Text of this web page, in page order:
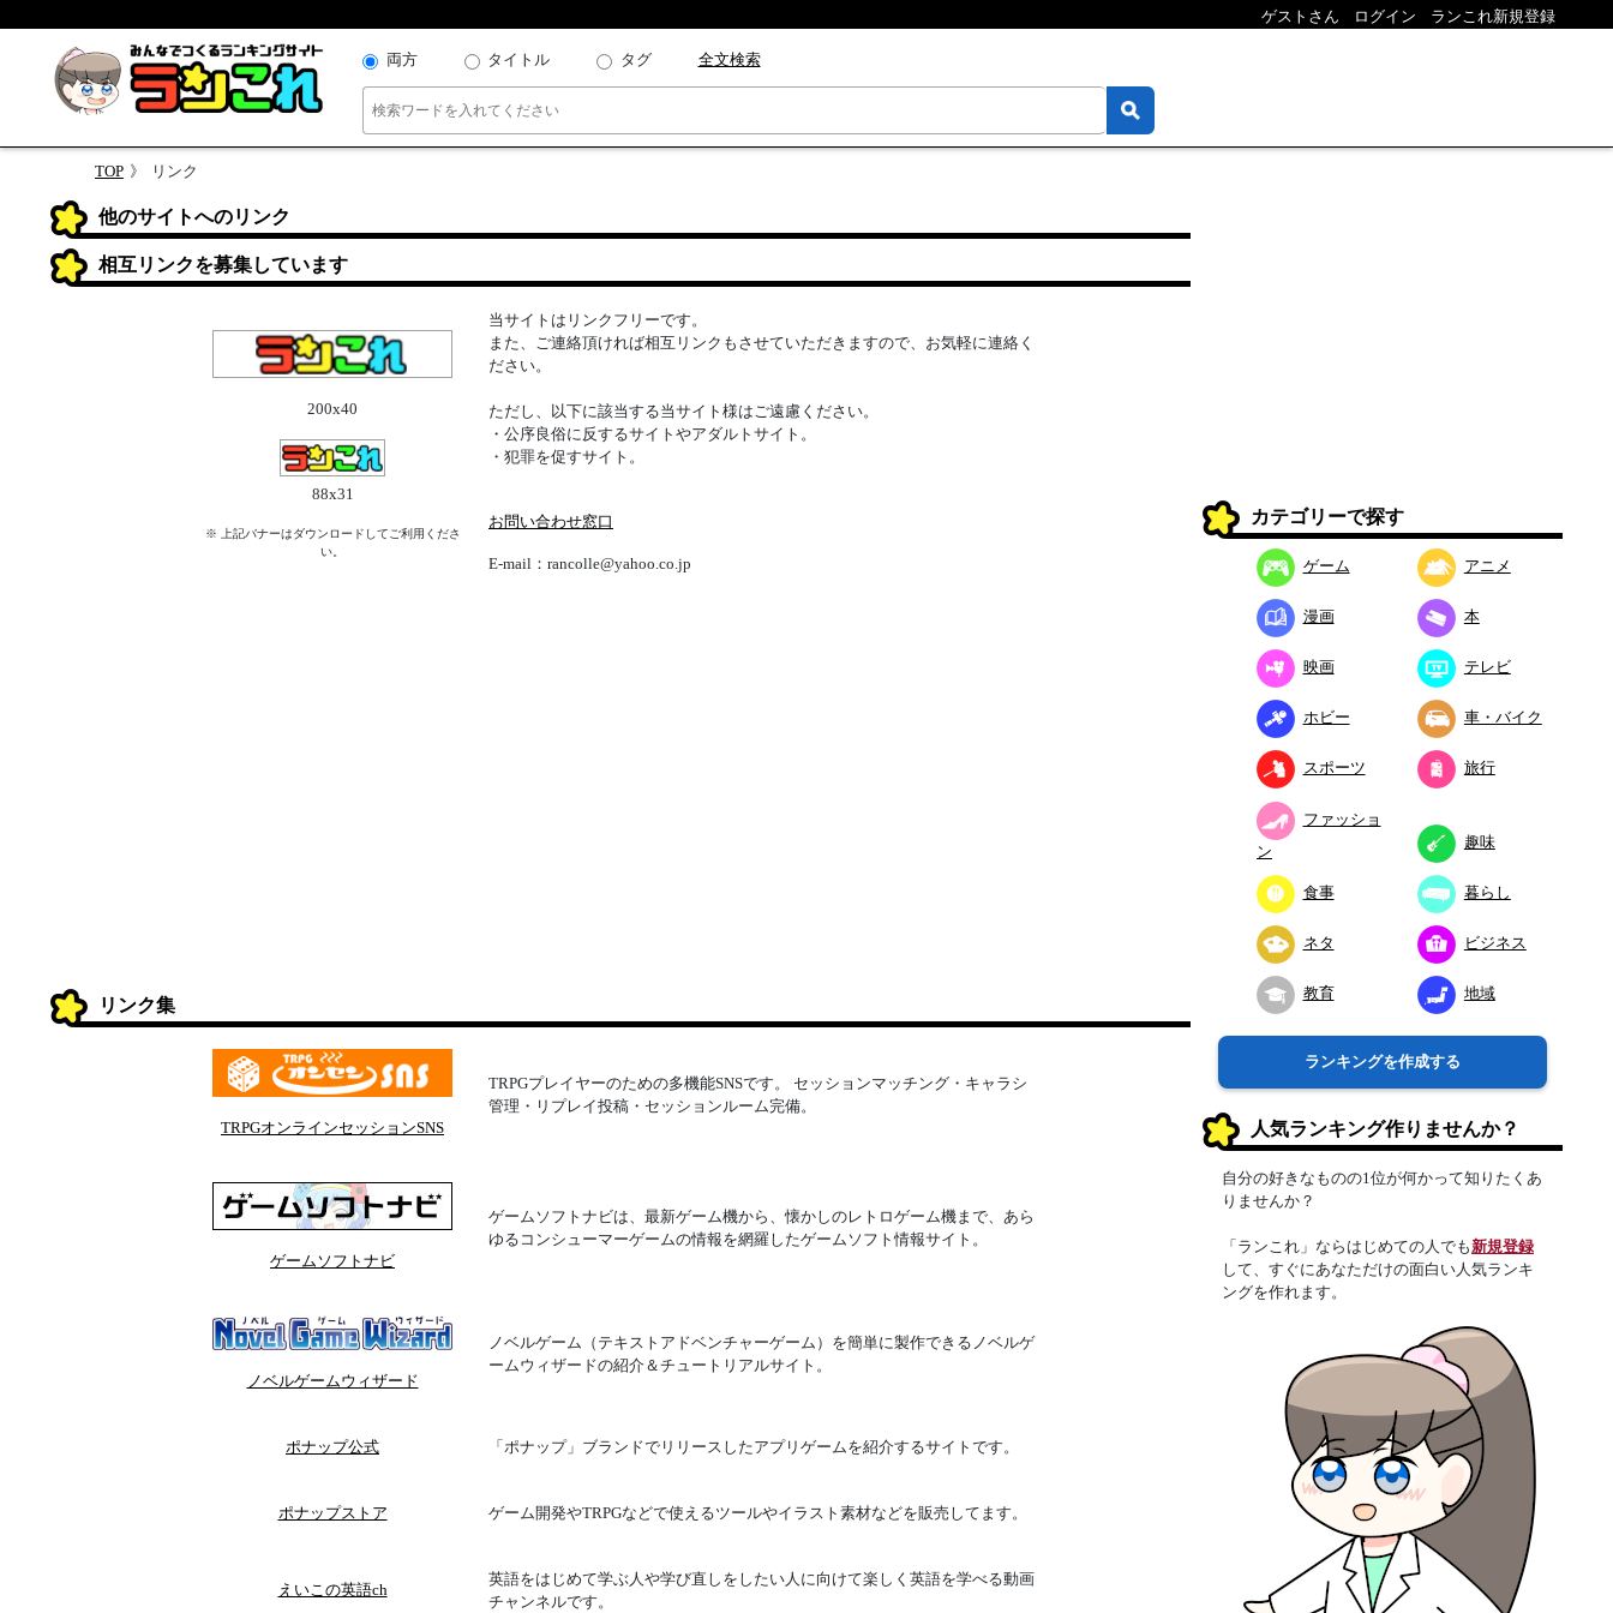
ゲストさん ログイン ランこれ新規登録
両方 タイトル タグ 全文検索
TOP リンク
他のサイトへのリンク
相互リンクを募集しています
200x40
88x31
※ 上記バナーはダウンロードしてご利用くださ
い。
当サイトはリンクフリーです。
また、ご連絡頂ければ相互リンクもさせていただきますので、お気軽に連絡く
ださい。
ただし、以下に該当する当サイト様はご遠慮ください。
・公序良俗に反するサイトやアダルトサイト。
・犯罪を促すサイト。
お問い合わせ窓口
E-mail：rancolle@yahoo.co.jp
リンク集
TRPGオンラインセッションSNS
TRPGプレイヤーのための多機能SNSです。 セッションマッチング・キャラシ
管理・リプレイ投稿・セッションルーム完備。
ゲームソフトナビ
ゲームソフトナビは、最新ゲーム機から、懐かしのレトロゲーム機まで、あら
ゆるコンシューマーゲームの情報を網羅したゲームソフト情報サイト。
ノベルゲームウィザード
ノベルゲーム（テキストアドベンチャーゲーム）を簡単に製作できるノベルゲ
ームウィザードの紹介＆チュートリアルサイト。
ポナップ公式 「ポナップ」ブランドでリリースしたアプリゲームを紹介するサイトです。
ポナップストア ゲーム開発やTRPGなどで使えるツールやイラスト素材などを販売してます。
えいこの英語ch
英語をはじめて学ぶ人や学び直しをしたい人に向けて楽しく英語を学べる動画
チャンネルです。
カテゴリーで探す
ゲーム アニメ
漫画 本
映画 テレビ
ホビー 車・バイク
スポーツ 旅行
ファッショ
ン
趣味
食事 暮らし
ネタ ビジネス
教育 地域
ランキングを作成する
人気ランキング作りませんか？
自分の好きなものの1位が何かって知りたくあ
りませんか？
「ランこれ」ならはじめての人でも新規登録
して、すぐにあなただけの面白い人気ランキ
ングを作れます。